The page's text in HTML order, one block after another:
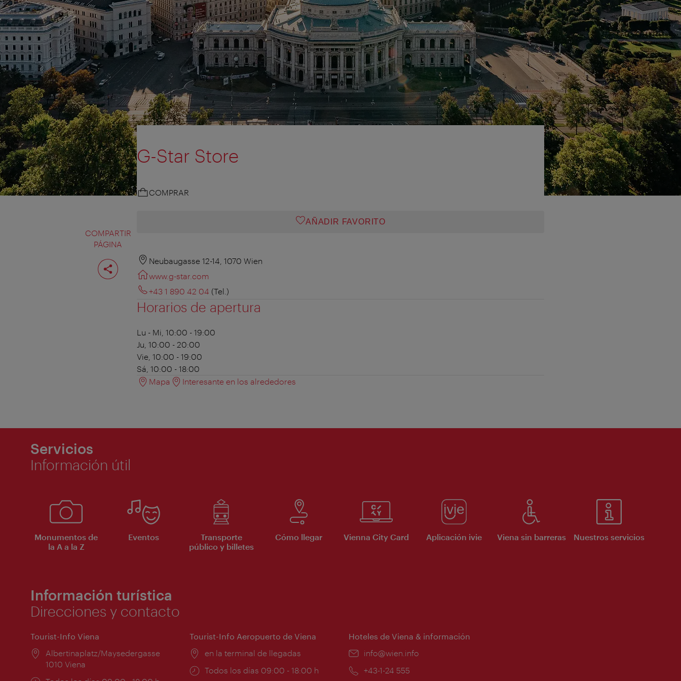
COMPARTIR
PÁGINA
Compartir
página
G-Star Store
COMPRAR
AÑADIR FAVORITO
Neubaugasse 12-14, 1070 Wien
www.g-star.com
+43 1 890 42 04 (Tel.)
Horarios de apertura
Lu - Mi, 10:00 - 19:00
Ju, 10:00 - 20:00
Vie, 10:00 - 19:00
Sá, 10:00 - 18:00
Mapa
Interesante en los alrededores
Servicios
Información útil
Monumentos de
la A a la Z
Eventos
Transporte
público y billetes
Cómo llegar Vienna City Card Aplicación ivie Viena sin barreras Nuestros servicios
Información turística
Direcciones y contacto
Tourist-Info Viena
Lugar:
Albertinaplatz/Maysedergasse
1010 Viena
Tourist-Info Aeropuerto de Viena
Lugar:
en la terminal de llegadas
Horarios
Todos los días 09:00 - 18:00 h
Hoteles de Viena & información
e-
info@wien.info
Teléfono:
+43-1-24 555